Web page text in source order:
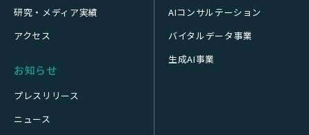
研究・メディア実績
アクセス
お知らせ
プレスリリース
ニュース
AIコンサルテーション
バイタルデータ事業
生成AI事業